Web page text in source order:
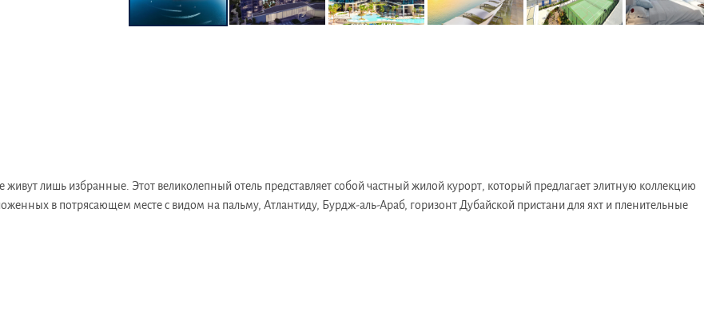
лишь избранные. Этот великолепный отель представляет собой частный жилой курорт, который предлагает элитную коллекцию
в потрясающем месте с видом на пальму, Атлантиду, Бурдж-аль-Араб, горизонт Дубайской пристани для яхт и пленительные